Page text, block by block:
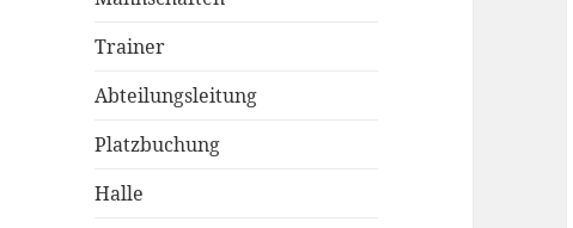
Trainer
Abteilungsleitung
Platzbuchung
Halle